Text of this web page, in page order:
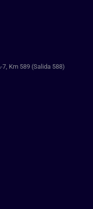
Km 589 (Salida 588)